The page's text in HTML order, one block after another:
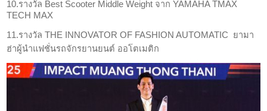
10.รางวัล Best Scooter Middle Weight จาก YAMAHA TMAX
TECH MAX
11.รางวัล THE INNOVATOR OF FASHION AUTOMATIC ยามา
ฮ่าผู้นำแฟชั่นรถจักรยานยนต์ ออโตเมติก